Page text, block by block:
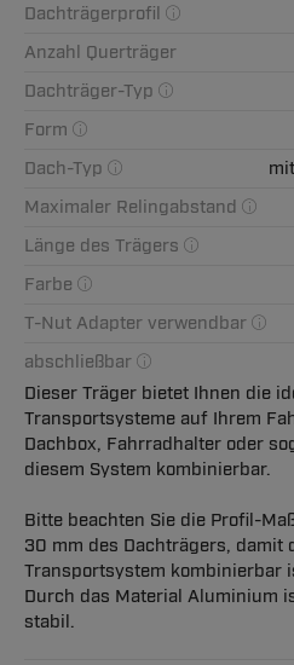
Dachträgerprofil
Anzahl Querträger
Dachträger-Typ
Form
Dach-Typ
Maximaler Relingabstand
Länge des Trägers
Farbe
T-Nut Adapter verwendbar
abschließbar
Dieser Träger bietet Ihnen die
Transportsysteme auf Ihrem
Dachbox, Fahrradhalter oder
diesem System kombinierbar.
Bitte beachten Sie die Profil-
30 mm des Dachträgers, damit
Transportsystem kombinierbar
Durch das Material Aluminium
stabil.